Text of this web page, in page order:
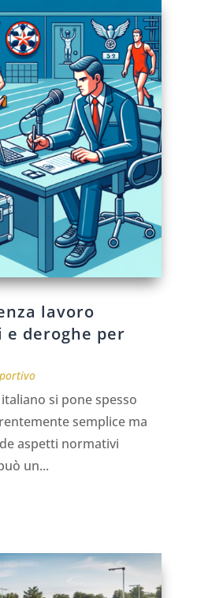
lavoro
deroghe per
si pone spesso
semplice ma
aspetti normativi
un...